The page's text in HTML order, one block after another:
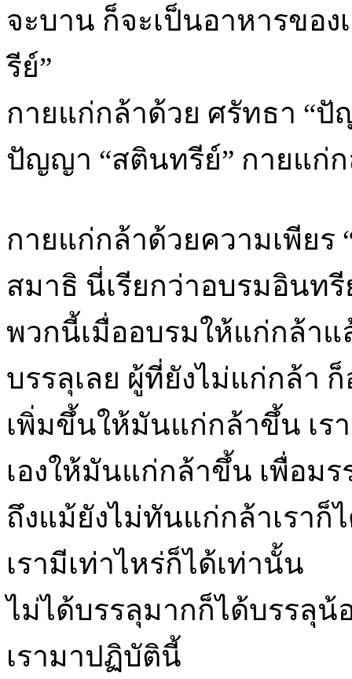
จะบาน ก็จะเป็นอาหารขอ
รีย์”
กายแก่กล้าด้วย ศรัทธา “
ปัญญา “สตินทรีย์” กายแก่ก
กายแก่กล้าด้วยความเพียร
สมาธิ นี่เรียกว่าอบรมอินท
พวกนี้เมื่ออบรมให้แก่กล้าแ
บรรลุเลย ผู้ที่ยังไม่แก่กล้า
เพิ่มขึ้นให้มันแก่กล้าขึ้น เร
เองให้มันแก่กล้าขึ้น เพื่อม
ถึงแม้ยังไม่ทันแก่กล้าเราก็
เรามีเท่าไหร่ก็ได้เท่านั้น
ไม่ได้บรรลุมากก็ได้บรรลุน้
เรามาปฏิบัตินี้